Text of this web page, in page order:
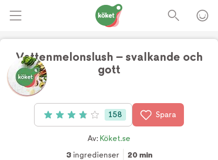
Vattenmelonslush – svalkande och
gott
Betyg: 3.9 av 5 (158 röster)
158 Spara
Av: Köket.se
3ingredienser 20 min